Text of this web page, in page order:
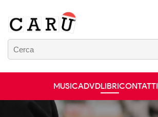
MUSICADVDLIBRICONTATTI